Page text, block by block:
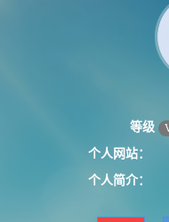
等级
个人网站：
个人简介：